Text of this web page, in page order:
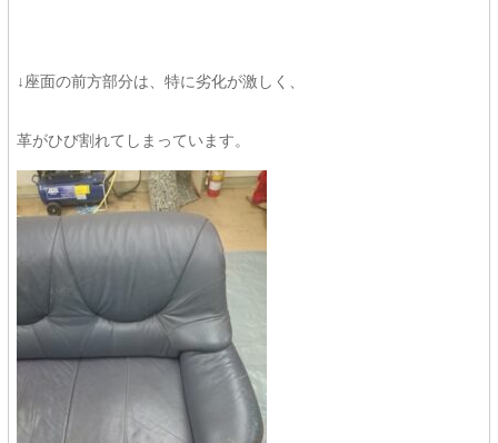
↓座面の前方部分は、特に劣化が激しく、
革がひび割れてしまっています。